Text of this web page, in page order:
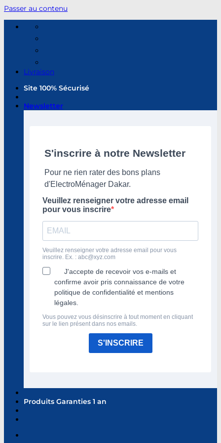
Passer au contenu
Livraison
Site 100% Sécurisé
Newsletter
S'inscrire à notre Newsletter
Pour ne rien rater des bons plans
d'ElectroMénager Dakar.
Veuillez renseigner votre adresse email
pour vous inscrire
Veuillez renseigner votre adresse email pour vous
inscrire. Ex. : abc@xyz.com
J'accepte de recevoir vos e-mails et
confirme avoir pris connaissance de votre
politique de confidentialité et mentions
légales.
Vous pouvez vous désinscrire à tout moment en cliquant
sur le lien présent dans nos emails.
S'INSCRIRE
Produits Garanties 1 an